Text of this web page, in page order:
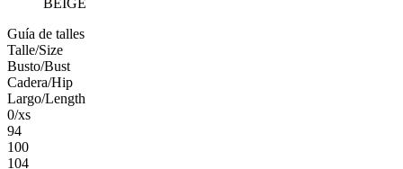
Guía de talles
Talle/Size
Busto/Bust
Cadera/Hip
Largo/Length
0/xs
94
100
104